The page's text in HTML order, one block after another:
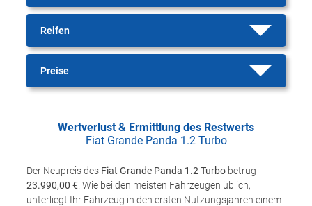
Reifen
Preise
Wertverlust & Ermittlung des Restwerts
Fiat Grande Panda 1.2 Turbo
Der Neupreis des Fiat Grande Panda 1.2 Turbo betrug
23.990,00 € . Wie bei den meisten Fahrzeugen üblich,
unterliegt Ihr Fahrzeug in den ersten Nutzungsjahren einem